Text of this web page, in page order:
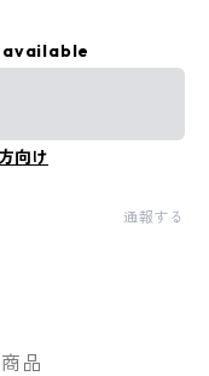
向け
通報する
品